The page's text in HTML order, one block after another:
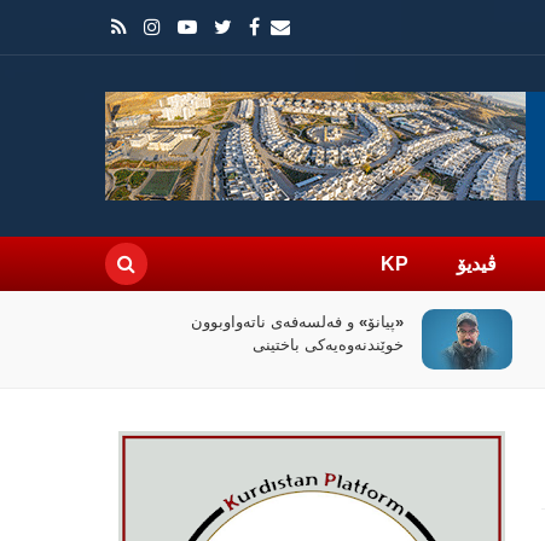
ڤیدیۆ KP
سیاسەتی خۆتەعریبکردن لە باشووری
کوردستان